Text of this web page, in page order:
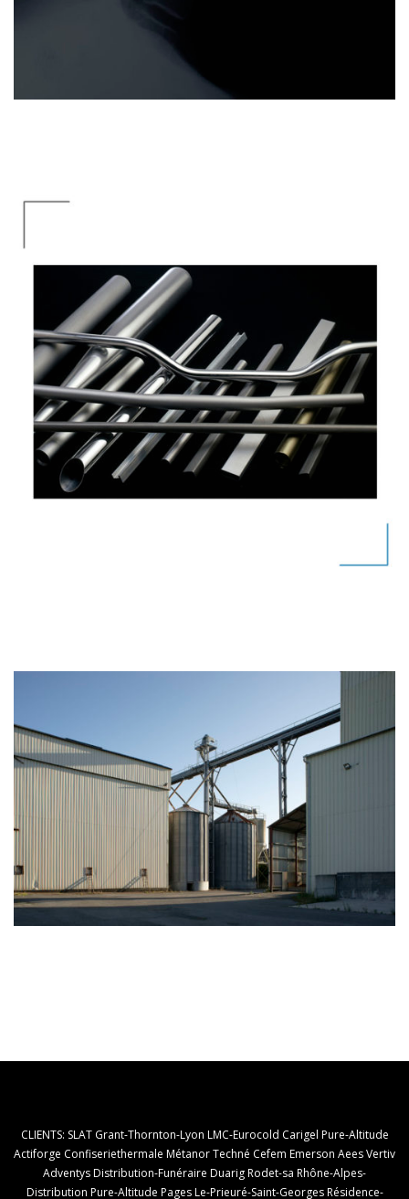
CLIENTS: SLAT Grant-Thornton-Lyon LMC-Eurocold Carigel Pure-Altitude
Actiforge Confiseriethermale Métanor Techné Cefem Emerson Aees Vertiv
Adventys Distribution-Funéraire Duarig Rodet-sa Rhône-Alpes-
Distribution Pure-Altitude Pages Le-Prieuré-Saint-Georges Résidence-